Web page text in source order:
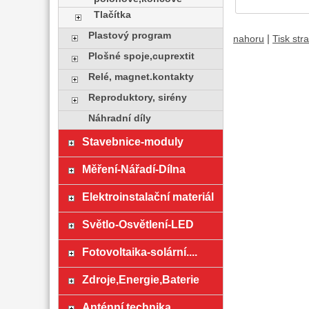
nahoru Tisk
Tlačítka
Plastový program
Plošné spoje,cuprextit
Relé, magnet.kontakty
Reproduktory, sirény
Náhradní díly
Stavebnice-moduly
Měření-Nářadí-Dílna
Elektroinstalační materiál
Světlo-Osvětlení-LED
Fotovoltaika-solární....
Zdroje,Energie,Baterie